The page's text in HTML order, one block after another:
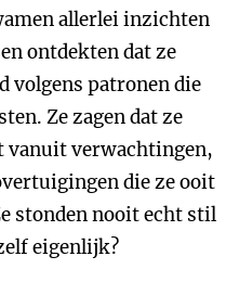
allerlei inzichten
ontdekten dat ze
volgens patronen die
Ze zagen dat ze
vanuit verwachtingen,
die ze ooit
stonden nooit echt stil
eigenlijk?